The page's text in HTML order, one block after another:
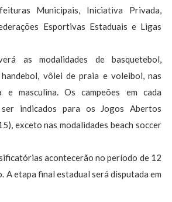
Municipais, Iniciativa Privada,
Esportivas Estaduais e Ligas
as modalidades de basquetebol,
handebol, vôlei de praia e voleibol, nas
e masculina. Os campeões em cada
indicados para os Jogos Abertos
exceto nas modalidades beach soccer
acontecerão no período de 12
A etapa final estadual será disputada em